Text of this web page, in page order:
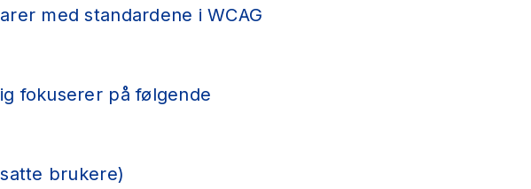
med standardene i WCAG
fokuserer på følgende
brukere)